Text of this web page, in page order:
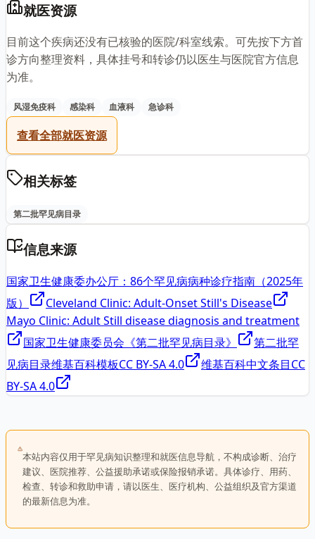
就医资源
目前这个疾病还没有已核验的医院/科室线索。可先按下方首
诊方向整理资料，具体挂号和转诊仍以医生与医院官方信息
为准。
风湿免疫科 感染科 血液科 急诊科
查看全部就医资源
相关标签
第二批罕见病目录
信息来源
国家卫生健康委办公厅：86个罕见病病种诊疗指南（2025年
版）
Cleveland Clinic: Adult-Onset Still's Disease
Mayo Clinic: Adult Still disease diagnosis and treatment
国家卫生健康委员会《第二批罕见病目录》
第二批罕
见病目录维基百科模板CC BY-SA 4.0 维基百科中文条目CC
BY-SA 4.0
本站内容仅用于罕见病知识整理和就医信息导航，不构成诊断、治疗
建议、医院推荐、公益援助承诺或保险报销承诺。具体诊疗、用药、
检查、转诊和救助申请，请以医生、医疗机构、公益组织及官方渠道
的最新信息为准。